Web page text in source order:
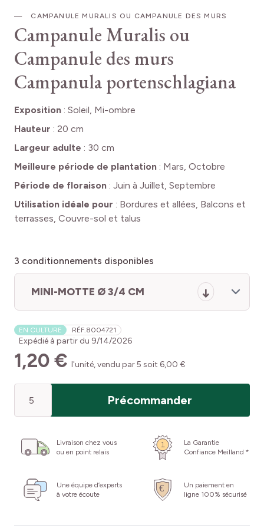
CAMPANULE MURALIS OU CAMPANULE DES MURS
Campanule Muralis ou
Campanule des murs
Campanula portenschlagiana
Exposition : Soleil, Mi-ombre
Hauteur : 20 cm
Largeur adulte : 30 cm
Meilleure période de plantation : Mars, Octobre
Période de floraison : Juin à Juillet, Septembre
Utilisation idéale pour : Bordures et allées, Balcons et
terrasses, Couvre-sol et talus
3 conditionnements disponibles
MINI-MOTTE Ø 3/4 CM
EN CULTURE RÉF.8004721
Expédié à partir du 9/14/2026
1,20 € l'unité, vendu par 5 soit 6,00 €
Précommander
Livraison chez vous
ou en point relais
La Garantie
Confiance Meilland *
Une équipe d’experts
à votre écoute
Un paiement en
ligne 100% sécurisé